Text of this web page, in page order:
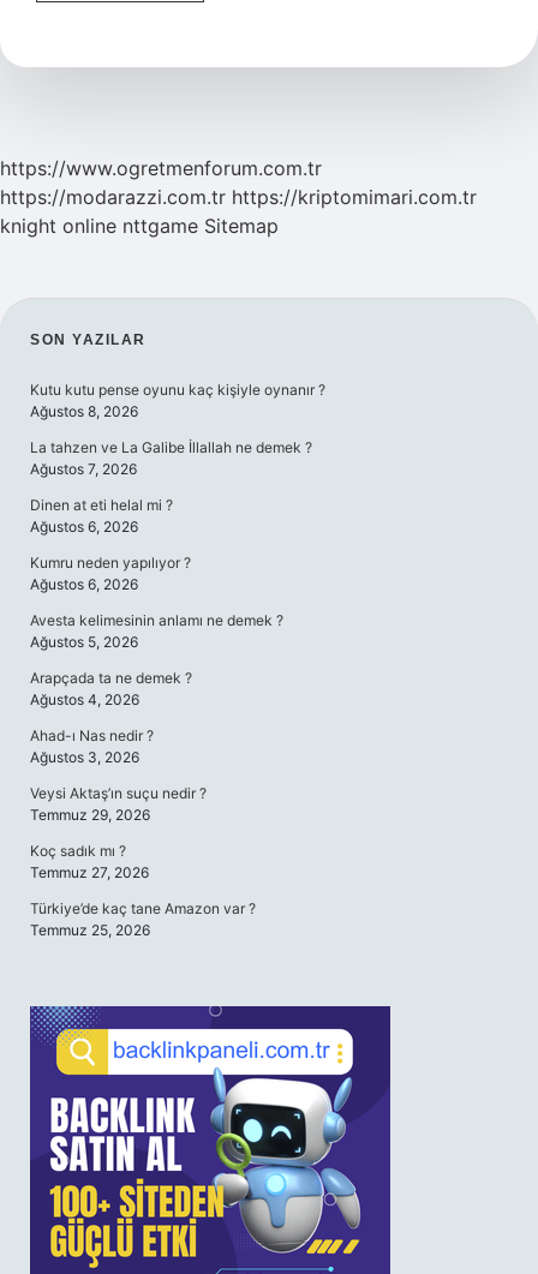
Sütü
https://www.ogretmenforum.com.tr
https://modarazzi.com.tr https://kriptomimari.com.tr
knight online nttgame Sitemap
SIDEBAR
SON YAZILAR
Kutu kutu pense oyunu kaç kişiyle oynanır ?
Ağustos 8, 2026
La tahzen ve La Galibe İllallah ne demek ?
Ağustos 7, 2026
Dinen at eti helal mi ?
Ağustos 6, 2026
Kumru neden yapılıyor ?
Ağustos 6, 2026
Avesta kelimesinin anlamı ne demek ?
Ağustos 5, 2026
Arapçada ta ne demek ?
Ağustos 4, 2026
Ahad-ı Nas nedir ?
Ağustos 3, 2026
Veysi Aktaş’ın suçu nedir ?
Temmuz 29, 2026
Koç sadık mı ?
Temmuz 27, 2026
Türkiye’de kaç tane Amazon var ?
Temmuz 25, 2026